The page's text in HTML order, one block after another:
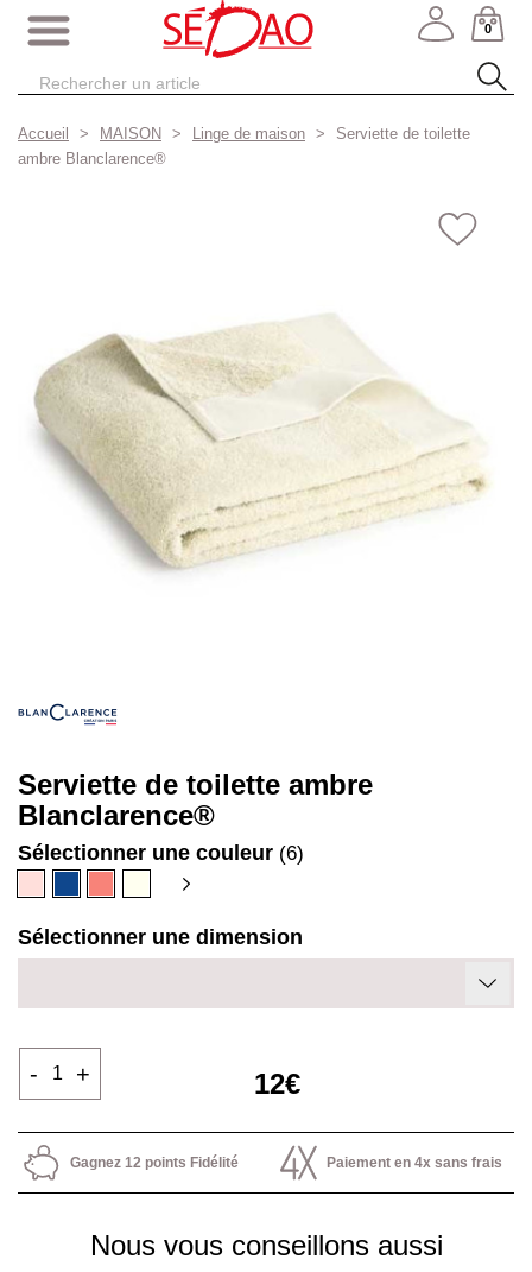
0
Accueil MAISON Linge de maison
Serviette de toilette
ambre Blanclarence®
Serviette de toilette ambre
Blanclarence®
Sélectionner une couleur (6)
rosédenim
Sélectionner une dimension
12€
- +
Gagnez 12 points Fidélité Paiement en 4x sans frais
Nous vous conseillons aussi